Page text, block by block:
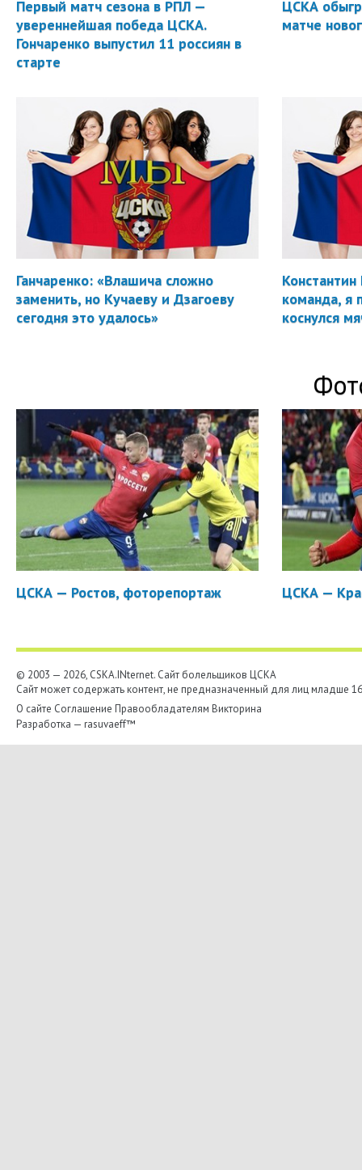
Первый матч сезона в РПЛ —
увереннейшая победа ЦСКА.
Гончаренко выпустил 11 россиян в
старте
ЦСКА
матче
Ганчаренко: «Влашича сложно
заменить, но Кучаеву и Дзагоеву
сегодня это удалось»
Константин
команда, я
коснулся
ЦСКА — Ростов, фоторепортаж ЦСКА —
© 2003 — 2026, CSKA.INternet. Cайт болельщиков ЦСКА
Сайт может содержать контент, не предназначенный для лиц младше
О сайте Соглашение Правообладателям Викторина
Разработка — rasuvaeff™